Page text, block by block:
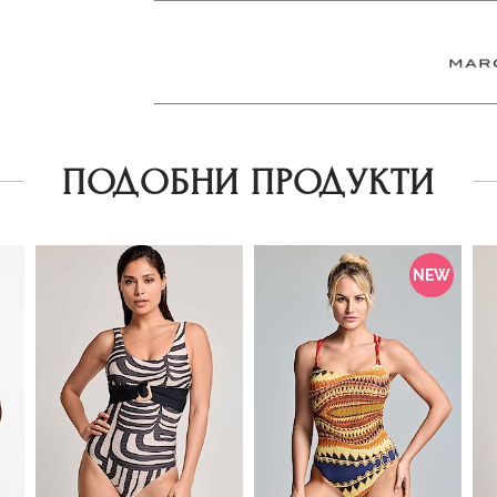
ПОДОБНИ ПРОДУКТИ
NEW